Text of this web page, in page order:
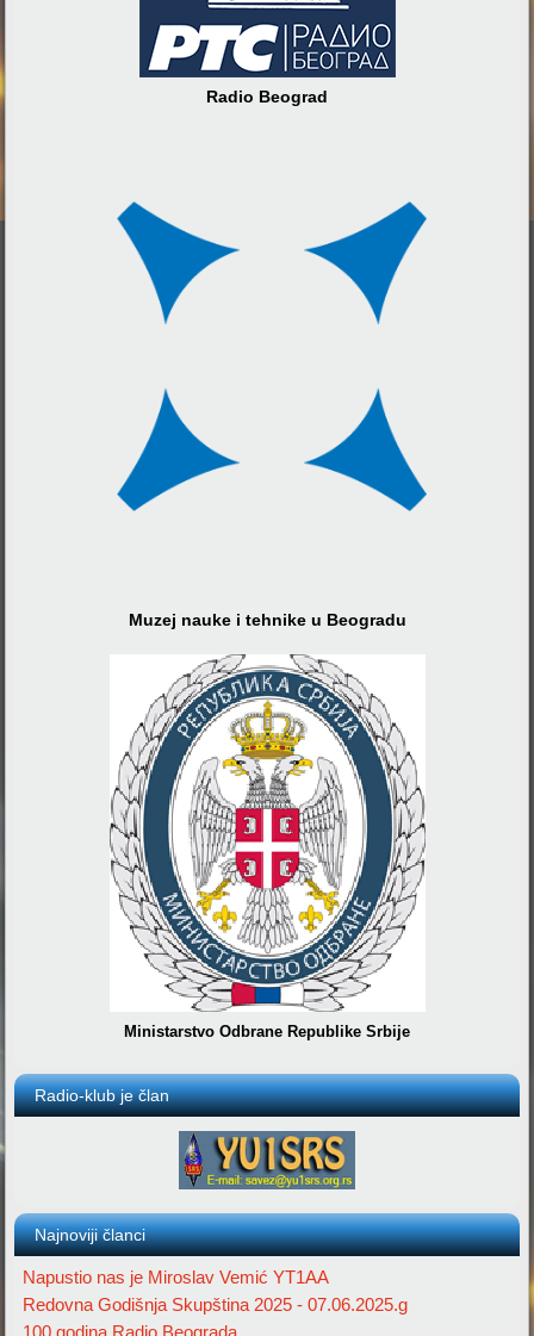
Radio Beograd
Muzej nauke i tehnike u Beogradu
Ministarstvo Odbrane Republike Srbije
Radio-klub je član
Najnoviji članci
Napustio nas je Miroslav Vemić YT1AA
Redovna Godišnja Skupština 2025 - 07.06.2025.g
100 godina Radio Beograda